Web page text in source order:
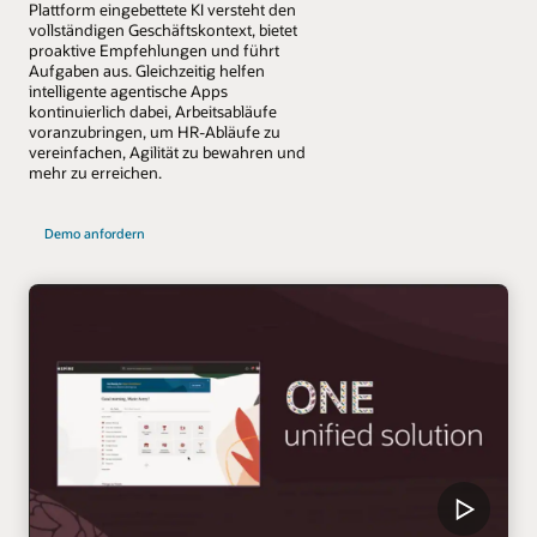
Plattform eingebettete KI versteht den
vollständigen Geschäftskontext, bietet
proaktive Empfehlungen und führt
Aufgaben aus. Gleichzeitig helfen
intelligente agentische Apps
kontinuierlich dabei, Arbeitsabläufe
voranzubringen, um HR-Abläufe zu
vereinfachen, Agilität zu bewahren und
mehr zu erreichen.
Demo anfordern